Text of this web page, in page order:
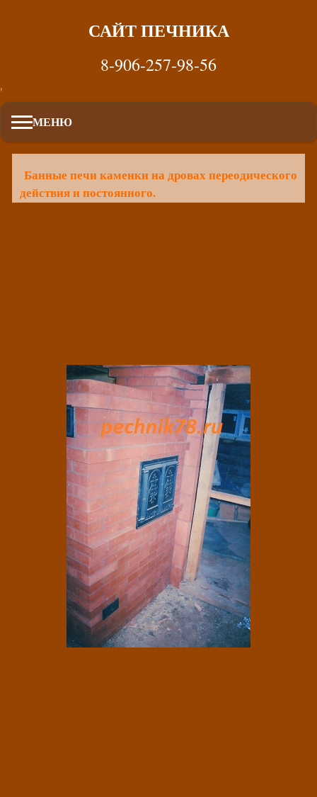
САЙТ ПЕЧНИКА
8-906-257-98-56
'
МЕНЮ
Банные печи каменки на дровах переодического
действия и постоянного.